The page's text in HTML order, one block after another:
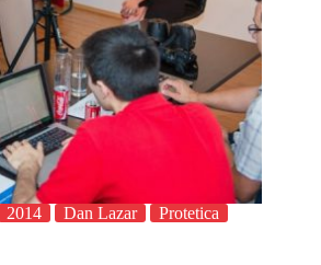
2014 Dan Lazar Protetica